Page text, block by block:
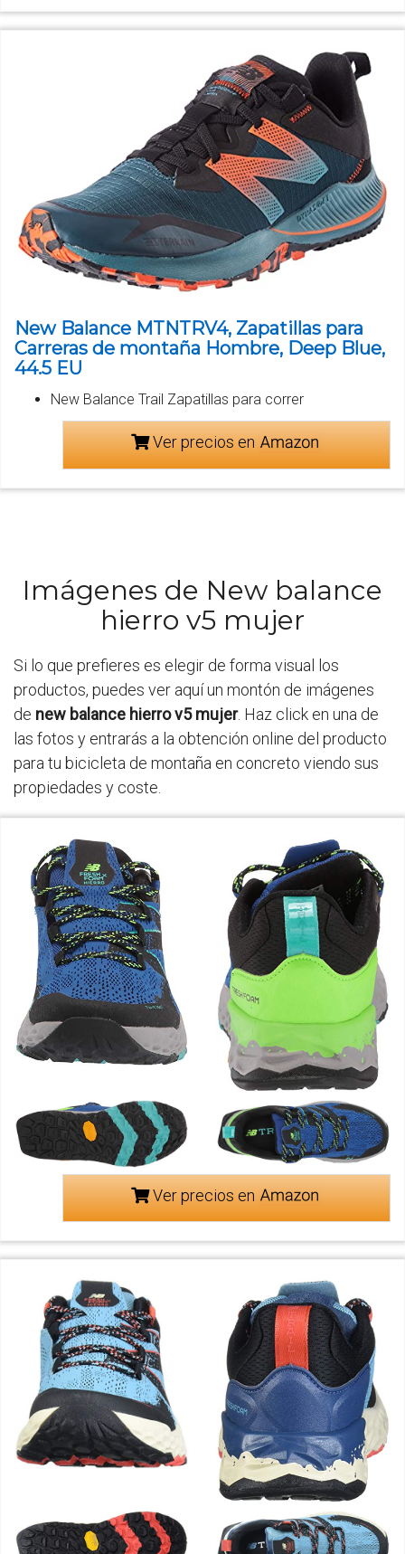
New Balance MTNTRV4, Zapatillas para
Carreras de montaña Hombre, Deep Blue,
44.5 EU
New Balance Trail Zapatillas para correr
Ver precios en
Imágenes de New balance
hierro v5 mujer
Si lo que prefieres es elegir de forma visual los
productos, puedes ver aquí un montón de imágenes
de new balance hierro v5 mujer. Haz click en una de
las fotos y entrarás a la obtención online del producto
para tu bicicleta de montaña en concreto viendo sus
propiedades y coste.
Ver precios en